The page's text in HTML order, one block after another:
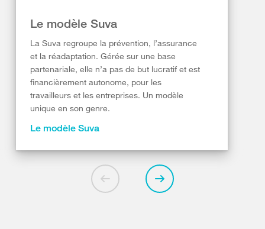
Le modèle Suva
La Suva regroupe la prévention, l’assurance
et la réadaptation. Gérée sur une base
partenariale, elle n’a pas de but lucratif et est
financièrement autonome, pour les
travailleurs et les entreprises. Un modèle
unique en son genre.
Le modèle Suva